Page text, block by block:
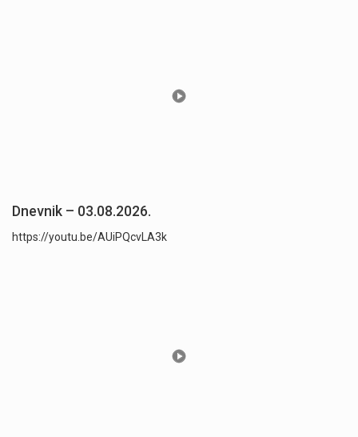
Dnevnik – 03.08.2026.
https://youtu.be/AUiPQcvLA3k